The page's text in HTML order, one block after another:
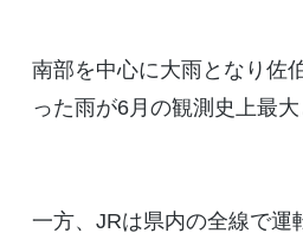
南部を中心に大雨となり佐
った雨が6月の観測史上最大
一方、JRは県内の全線で運